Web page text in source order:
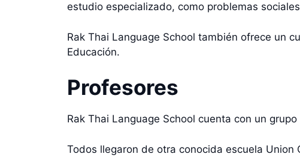
estudio especializado, como problemas
Rak Thai Language School también ofrece un
Educación.
Profesores
Rak Thai Language School cuenta con un
Todos llegaron de otra conocida escuela